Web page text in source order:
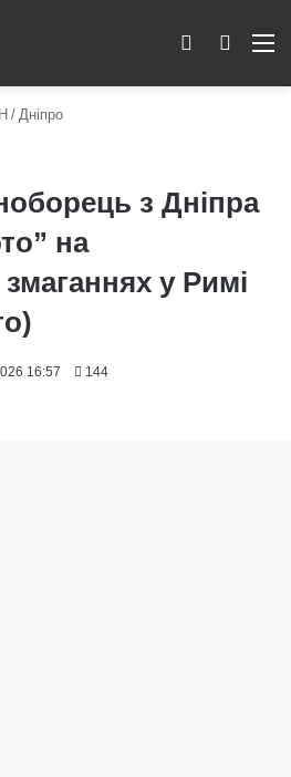
Пошук
Switch skin
/ Дніпро
з Дніпра
на
у Римі
16:57 144